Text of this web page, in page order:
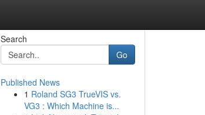
Search
Go
Published News
1 Roland SG3 TrueVIS vs.
VG3 : Which Machine is...